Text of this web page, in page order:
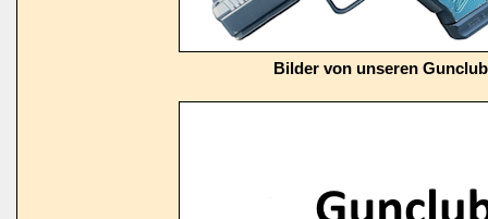
Bilder von unseren